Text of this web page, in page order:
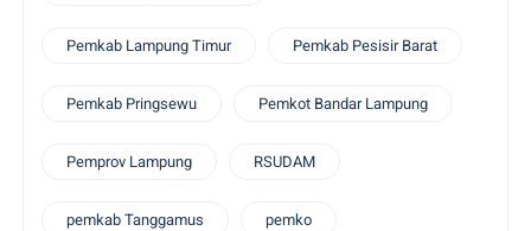
Pemkab Lampung Timur Pemkab Pesisir Barat
Pemkab Pringsewu Pemkot Bandar Lampung
Pemprov Lampung RSUDAM
pemkab Tanggamus pemko